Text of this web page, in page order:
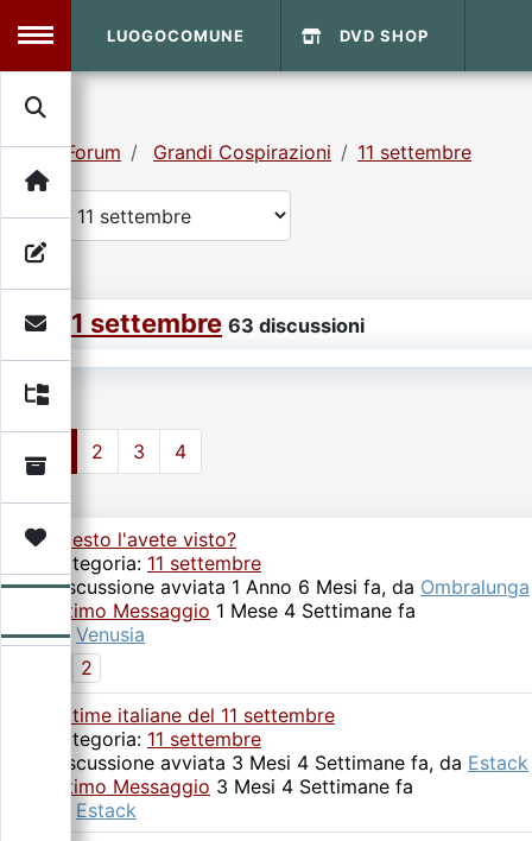
MENU
Search
Contatti
Archivio
Video
Forum
Donazione
LUOGOCOMUNE DVD SHOP
Forum Grandi Cospirazioni 11 settembre
11 settembre 63 discussioni
2 3 4
Questo l'avete visto?
Categoria: 11 settembre
Discussione avviata 1 Anno 6 Mesi fa, da Ombralunga
Ultimo Messaggio 1 Mese 4 Settimane fa
da Venusia
2
Vittime italiane del 11 settembre
Categoria: 11 settembre
Discussione avviata 3 Mesi 4 Settimane fa, da Estack
Ultimo Messaggio 3 Mesi 4 Settimane fa
Estack